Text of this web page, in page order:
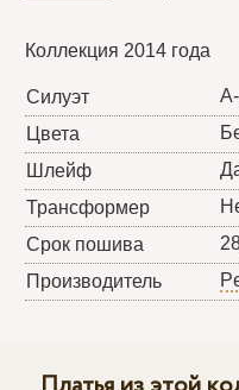
Коллекция 2014 года
Силуэт
Цвета
Шлейф
Трансформер
Срок пошива
Производитель